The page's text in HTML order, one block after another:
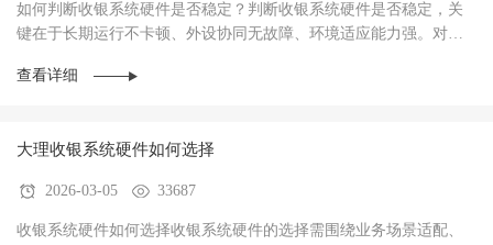
如何判断收银系统硬件是否稳定？判断收银系统硬件是否稳定，关
键在于‌长期运行不卡顿、外设协同无故障、环境适应能力强‌。对于
查看详细
大理收银系统硬件如何选择
2026-03-05 33687
收银系统硬件如何选择收银系统硬件的选择需围绕‌业务场景适配、